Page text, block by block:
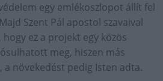
egy emlékoszlopot állít fel
Szent Pál apostol szavaival
ez a projekt egy közös
meg, hiszen más
növekedést pedig Isten adta.